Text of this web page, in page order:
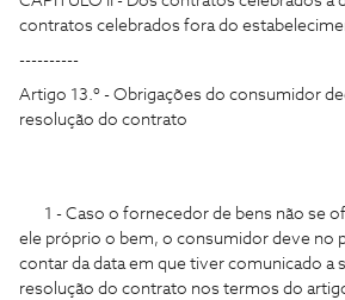
contratos celebrados fora do
----------
Artigo 13.º - Obrigações do consumidor
resolução do contrato
1 - Caso o fornecedor de bens não se
ele próprio o bem, o consumidor deve no
contar da data em que tiver comunicado a
resolução do contrato nos termos do